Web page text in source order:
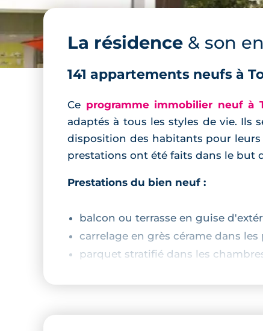
La résidence & son
141 appartements neufs à
Ce programme immobilier neuf à
adaptés à tous les styles de vie. Ils
disposition des habitants pour
prestations ont été faits dans le but
Prestations du bien neuf :
balcon ou terrasse en guise
carrelage en grès cérame dans les
parquet stratifié dans les